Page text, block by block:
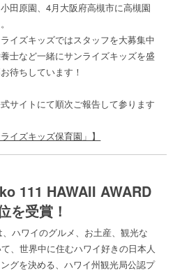
田原園、4月大阪府高槻市に高槻園
イズキッズではスタッフを大募集中
士など一緒にサンライズキッズを盛
待ちしています！
サイトにて順次ご報告して参ります
イズキッズ保育園」】
111 HAWAII AWARD
を受賞！
、ハワイのグルメ、お土産、観光な
、世界中に住むハワイ好きの日本人
グを決める、ハワイ州観光局公認プ